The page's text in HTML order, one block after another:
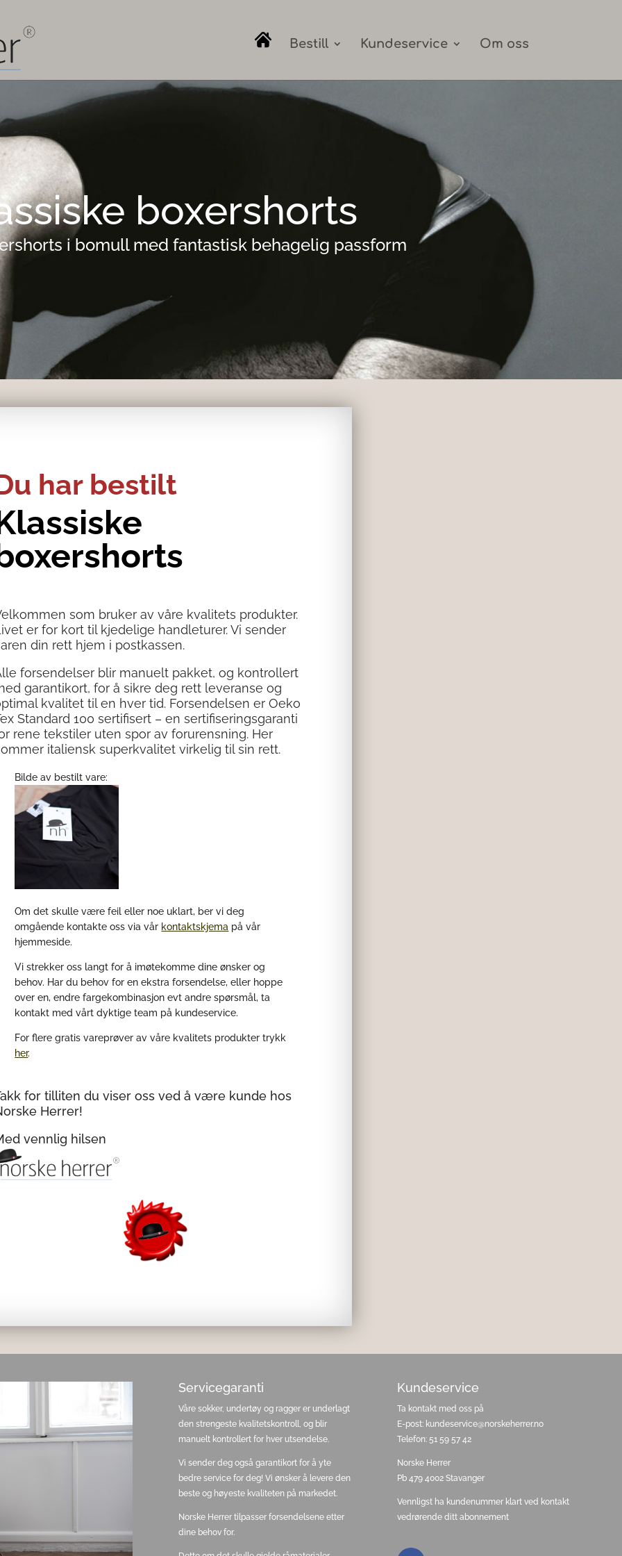
Bestill Kundeservice Om oss
boxershorts
i bomull med fantastisk behagelig passform
har bestilt
som bruker av våre kvalitets produkter.
er for kort til kjedelige handleturer. Vi sender
din rett hjem i postkassen.
forsendelser blir manuelt pakket, og kontrollert
garantikort, for å sikre deg rett leveranse og
kvalitet til en hver tid. Forsendelsen er Oeko
Standard 100 sertifisert – en sertifiseringsgaranti
rene tekstiler uten spor av forurensning. Her
italiensk superkvalitet virkelig til sin rett.
Bilde av bestilt vare:
Om det skulle være feil eller noe uklart, ber vi deg
omgående kontakte oss via vår kontaktskjema på vår
hjemmeside.
Vi strekker oss langt for å imøtekomme dine ønsker og
behov. Har du behov for en ekstra forsendelse, eller hoppe
over en, endre fargekombinasjon evt andre spørsmål, ta
kontakt med vårt dyktige team på kundeservice.
For flere gratis vareprøver av våre kvalitets produkter trykk
her.
for tilliten du viser oss ved å være kunde hos
Herrer!
vennlig hilsen
Servicegaranti
Våre sokker, undertøy og ragger er underlagt
den strengeste kvalitetskontroll, og blir
manuelt kontrollert for hver utsendelse.
Vi sender deg også garantikort for å yte
bedre service for deg! Vi ønsker å levere den
beste og høyeste kvaliteten på markedet.
Norske Herrer tilpasser forsendelsene etter
dine behov for.
Kundeservice
Ta kontakt med oss på
E-post: kundeservice@norskeherrer.no
Telefon: 51 59 57 42
Norske Herrer
Pb 479 4002 Stavanger
Vennligst ha kundenummer klart ved kontakt
vedrørende ditt abonnement